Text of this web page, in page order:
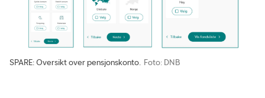
SPARE: Oversikt over pensjonskonto. Foto: DNB